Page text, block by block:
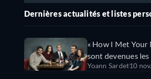
Dernières actualités et listes
« How I Met Your
sont devenues
?
Yoann Sardet10